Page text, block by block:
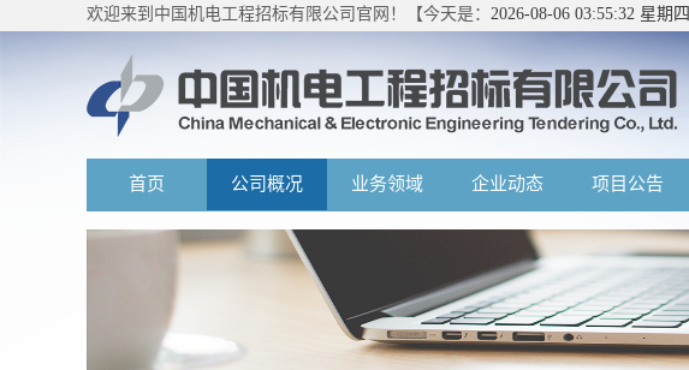
欢迎来到中国机电工程招标有限公司官网！【今天是： 2026-08-06 03:55:33 星期四
首页 公司概况 业务领域 企业动态 项目公告